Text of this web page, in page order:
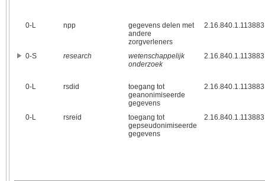
0‑L npp
gegevens delen met
andere
zorgverleners
0‑S research
wetenschappelijk
onderzoek
0‑L rsdid
toegang tot
geanonimiseerde
gegevens
0‑L rsreid
toegang tot
gepseudonimiseerde
gegevens